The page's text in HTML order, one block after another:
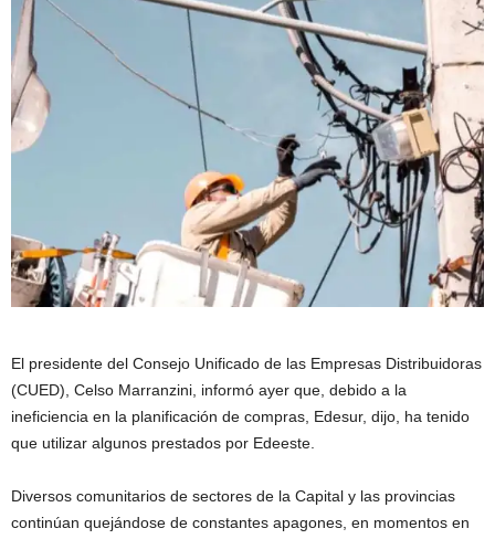
El presidente del Consejo Unificado de las Empresas Distribuidoras
(CUED), Celso Marranzini, informó ayer que, debido a la
ineficiencia en la planificación de compras, Edesur, dijo, ha tenido
que utilizar algunos prestados por Edeeste.
Diversos comunitarios de sectores de la Capital y las provincias
continúan quejándose de constantes apagones, en momentos en